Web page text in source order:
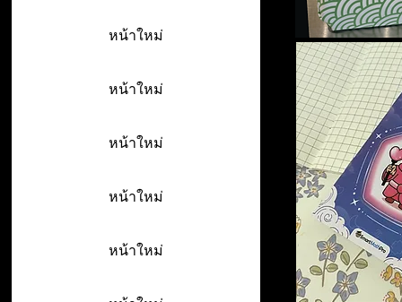
หน้าใหม่
หน้าใหม่
หน้าใหม่
หน้าใหม่
หน้าใหม่